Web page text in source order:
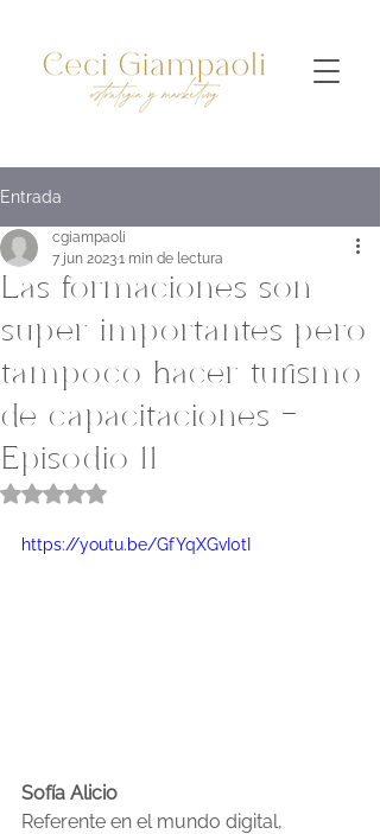
Entrada
Las formaciones son
super importantes pero
tampoco hacer turismo
de capacitaciones -
Episodio 11
cgiampaoli
7 jun 20231 min de lectura
Obtuvo NaN de 5 estrellas.
https://youtu.be/GfYqXGvI0tI
Sofía Alicio
Referente en el mundo digital,